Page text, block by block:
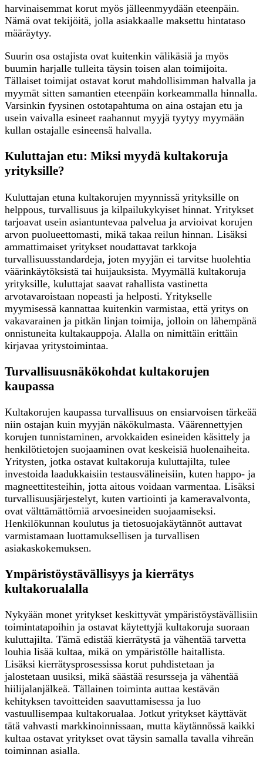
harvinaisemmat korut myös jälleenmyydään eteenpäin.
Nämä ovat tekijöitä, jolla asiakkaalle maksettu hintataso
määräytyy.
Suurin osa ostajista ovat kuitenkin välikäsiä ja myös
buumin harjalle tulleita täysin toisen alan toimijoita.
Tällaiset toimijat ostavat korut mahdollisimman halvalla ja
myymät sitten samantien eteenpäin korkeammalla hinnalla.
Varsinkin fyysinen ostotapahtuma on aina ostajan etu ja
usein vaivalla esineet raahannut myyjä tyytyy myymään
kullan ostajalle esineensä halvalla.
Kuluttajan etu: Miksi myydä kultakoruja
yrityksille?
Kuluttajan etuna kultakorujen myynnissä yrityksille on
helppous, turvallisuus ja kilpailukykyiset hinnat. Yritykset
tarjoavat usein asiantuntevaa palvelua ja arvioivat korujen
arvon puolueettomasti, mikä takaa reilun hinnan. Lisäksi
ammattimaiset yritykset noudattavat tarkkoja
turvallisuusstandardeja, joten myyjän ei tarvitse huolehtia
väärinkäytöksistä tai huijauksista. Myymällä kultakoruja
yrityksille, kuluttajat saavat rahallista vastinetta
arvotavaroistaan nopeasti ja helposti. Yritykselle
myymisessä kannattaa kuitenkin varmistaa, että yritys on
vakavarainen ja pitkän linjan toimija, jolloin on lähempänä
onnistuneita kultakauppoja. Alalla on nimittäin erittäin
kirjavaa yritystoimintaa.
Turvallisuusnäkökohdat kultakorujen
kaupassa
Kultakorujen kaupassa turvallisuus on ensiarvoisen tärkeää
niin ostajan kuin myyjän näkökulmasta. Väärennettyjen
korujen tunnistaminen, arvokkaiden esineiden käsittely ja
henkilötietojen suojaaminen ovat keskeisiä huolenaiheita.
Yritysten, jotka ostavat kultakoruja kuluttajilta, tulee
investoida laadukkaisiin testausvälineisiin, kuten happo- ja
magneettitesteihin, jotta aitous voidaan varmentaa. Lisäksi
turvallisuusjärjestelyt, kuten vartiointi ja kameravalvonta,
ovat välttämättömiä arvoesineiden suojaamiseksi.
Henkilökunnan koulutus ja tietosuojakäytännöt auttavat
varmistamaan luottamuksellisen ja turvallisen
asiakaskokemuksen.
Ympäristöystävällisyys ja kierrätys
kultakorualalla
Nykyään monet yritykset keskittyvät ympäristöystävällisiin
toimintatapoihin ja ostavat käytettyjä kultakoruja suoraan
kuluttajilta. Tämä edistää kierrätystä ja vähentää tarvetta
louhia lisää kultaa, mikä on ympäristölle haitallista.
Lisäksi kierrätysprosessissa korut puhdistetaan ja
jalostetaan uusiksi, mikä säästää resursseja ja vähentää
hiilijalanjälkeä. Tällainen toiminta auttaa kestävän
kehityksen tavoitteiden saavuttamisessa ja luo
vastuullisempaa kultakorualaa. Jotkut yritykset käyttävät
tätä vahvasti markkinoinnissaan, mutta käytännössä kaikki
kultaa ostavat yritykset ovat täysin samalla tavalla vihreän
toiminnan asialla.